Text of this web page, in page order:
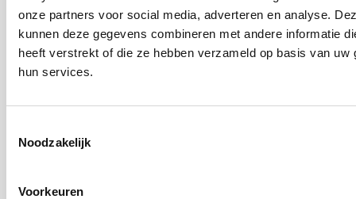
onze partners voor social media, adverteren en analyse.
kunnen deze gegevens combineren met andere informatie
heeft verstrekt of die ze hebben verzameld op basis van uw
hun services.
Noodzakelijk
Voorkeuren
3. Deelnemen aan een franchiseorganisatie,
franchisenemer worden
Je hebt een formule op het oog waar je blij van wordt, je
ondernemersvorm is die bij jou past. Of dat het geval is?
zoomen in op het businessmodel maar ook op de rechten